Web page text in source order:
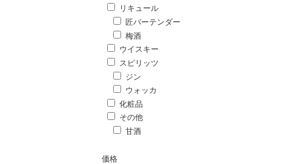
リキュール
匠バーテンダー
梅酒
ウイスキー
スピリッツ
ジン
ウォッカ
化粧品
その他
甘酒
価格